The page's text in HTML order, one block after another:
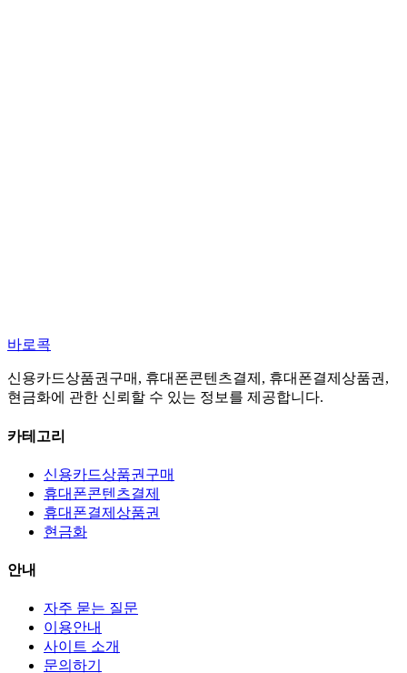
바로콕
신용카드상품권구매, 휴대폰콘텐츠결제, 휴대폰결제상품권,
현금화에 관한 신뢰할 수 있는 정보를 제공합니다.
카테고리
신용카드상품권구매
휴대폰콘텐츠결제
휴대폰결제상품권
현금화
안내
자주 묻는 질문
이용안내
사이트 소개
문의하기